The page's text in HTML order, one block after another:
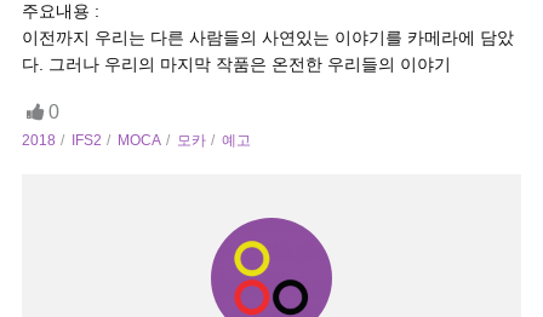
주요내용 :
이전까지 우리는 다른 사람들의 사연있는 이야기를 카메라에 담았
다. 그러나 우리의 마지막 작품은 온전한 우리들의 이야기
0
2018 IFS2 MOCA 모카 예고